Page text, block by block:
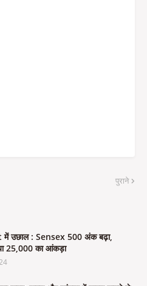
पुराने
उछाल : Sensex 500 अंक बढ़ा,
25,000 का आंकड़ा